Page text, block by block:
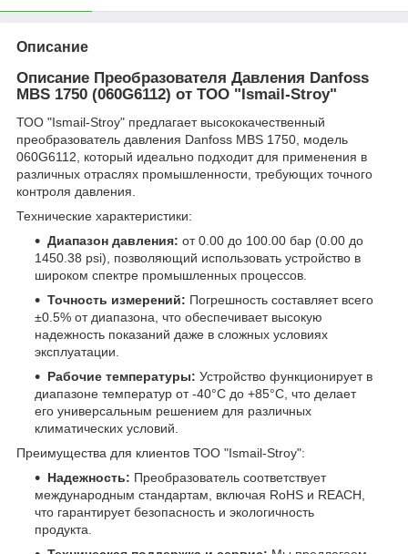
Описание
Описание Преобразователя Давления Danfoss
MBS 1750 (060G6112) от ТОО "Ismail-Stroy"
ТОО "Ismail-Stroy" предлагает высококачественный
преобразователь давления Danfoss MBS 1750, модель
060G6112, который идеально подходит для применения в
различных отраслях промышленности, требующих точного
контроля давления.
Технические характеристики:
Диапазон давления: от 0.00 до 100.00 бар (0.00 до
1450.38 psi), позволяющий использовать устройство в
широком спектре промышленных процессов.
Точность измерений: Погрешность составляет всего
±0.5% от диапазона, что обеспечивает высокую
надежность показаний даже в сложных условиях
эксплуатации.
Рабочие температуры: Устройство функционирует в
диапазоне температур от -40°C до +85°C, что делает
его универсальным решением для различных
климатических условий.
Преимущества для клиентов ТОО "Ismail-Stroy":
Надежность: Преобразователь соответствует
международным стандартам, включая RoHS и REACH,
что гарантирует безопасность и экологичность
продукта.